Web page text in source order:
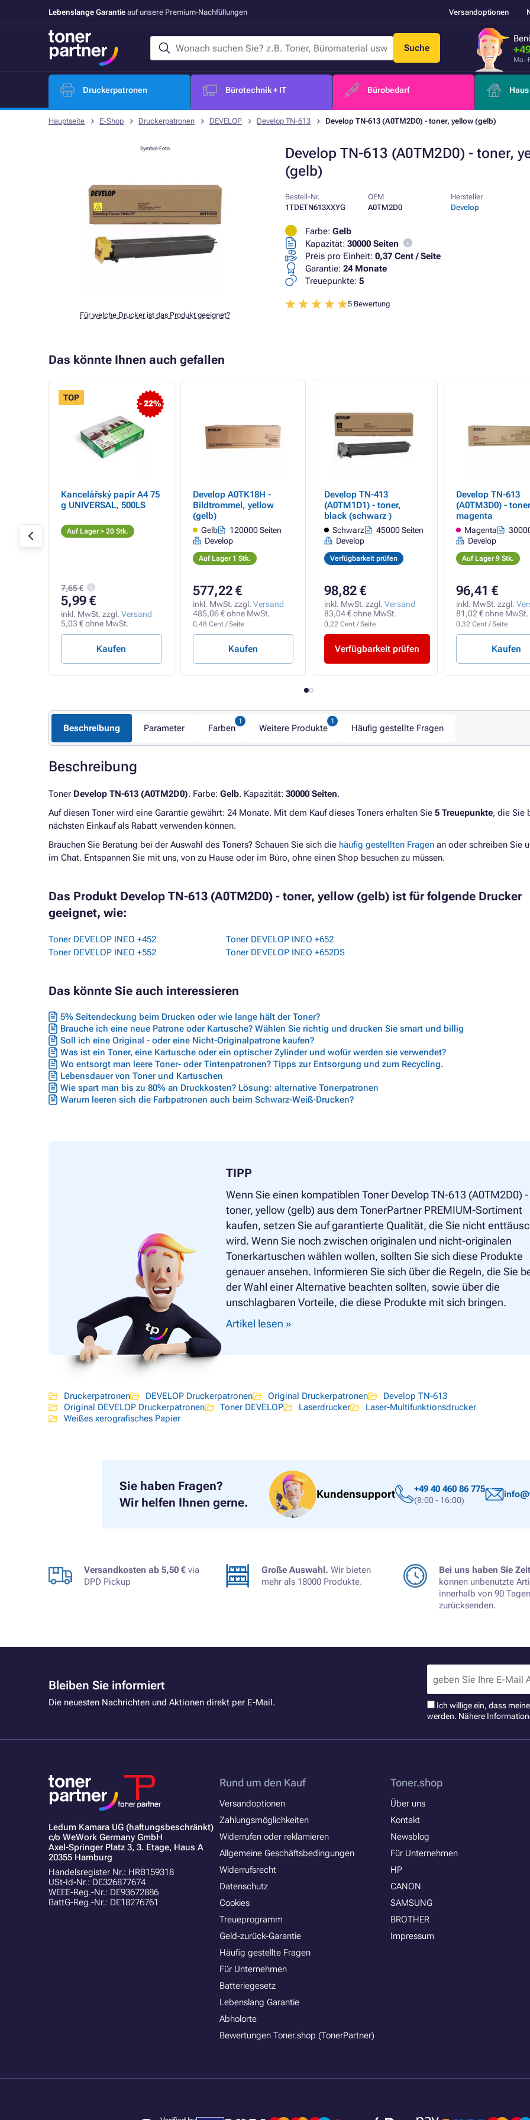
Lebenslange Garantie auf unsere Premium-Nachfüllungen Versandoptionen
Suche
Mo.-
Druckerpatronen Bürotechnik + IT Bürobedarf
Hauptseite E-Shop Druckerpatronen DEVELOP Develop TN-613 Develop TN-613 (A0TM2D0) - toner, yellow (gelb)
Develop TN-613 (A0TM2D0) - toner,
(gelb)
Symbol-Foto
Für welche Drucker ist das Produkt geeignet?
Bestell-Nr.
1TDETN613XXYG
OEM
A0TM2D0
Hersteller
Develop
Farbe: Gelb
Kapazität: 30000 Seiten
Preis pro Einheit: 0,37 Cent / Seite
Garantie: 24 Monate
Treuepunkte: 5
5 Bewertung
Das könnte Ihnen auch gefallen
- 22%
TOP
Kancelářský papír A4 75
g UNIVERSAL, 500LS
Auf Lager > 20 Stk.
7,65 €
5,99 €
inkl. MwSt. zzgl. Versand
5,03 € ohne MwSt.
Kaufen
Develop A0TK18H -
Bildtrommel, yellow
(gelb)
Gelb
120000 Seiten
Develop
Auf Lager 1 Stk.
577,22 €
inkl. MwSt. zzgl. Versand
485,06 € ohne MwSt.
0,48 Cent / Seite
Kaufen
Develop TN-413
(A0TM1D1) - toner,
black (schwarz )
Schwarz
45000 Seiten
Develop
Verfügbarkeit prüfen
98,82 €
inkl. MwSt. zzgl. Versand
83,04 € ohne MwSt.
0,22 Cent / Seite
Verfügbarkeit prüfen
Develop TN-613
(A0TM3D0) -
magenta
Magenta
Develop
Auf Lager 9 Stk.
96,41 €
inkl. MwSt. zzgl.
81,02 € ohne MwSt.
0,32 Cent / Seite
Kaufen
Beschreibung Parameter Farben Weitere Produkte Häufig gestellte Fragen
Beschreibung
Toner Develop TN-613 (A0TM2D0). Farbe: Gelb. Kapazität: 30000 Seiten.
Auf diesen Toner wird eine Garantie gewährt: 24 Monate. Mit dem Kauf dieses Toners erhalten Sie 5 Treuepunkte, die Sie
nächsten Einkauf als Rabatt verwenden können.
Brauchen Sie Beratung bei der Auswahl des Toners? Schauen Sie sich die häufig gestellten Fragen an oder schreiben Sie
im Chat. Entspannen Sie mit uns, von zu Hause oder im Büro, ohne einen Shop besuchen zu müssen.
Das Produkt Develop TN-613 (A0TM2D0) - toner, yellow (gelb) ist für folgende Drucker
geeignet, wie:
Toner DEVELOP INEO +452
Toner DEVELOP INEO +552
Toner DEVELOP INEO +652
Toner DEVELOP INEO +652DS
Das könnte Sie auch interessieren
5% Seitendeckung beim Drucken oder wie lange hält der Toner?
Brauche ich eine neue Patrone oder Kartusche? Wählen Sie richtig und drucken Sie smart und billig
Soll ich eine Original - oder eine Nicht-Originalpatrone kaufen?
Was ist ein Toner, eine Kartusche oder ein optischer Zylinder und wofür werden sie verwendet?
Wo entsorgt man leere Toner- oder Tintenpatronen? Tipps zur Entsorgung und zum Recycling.
Lebensdauer von Toner und Kartuschen
Wie spart man bis zu 80% an Druckkosten? Lösung: alternative Tonerpatronen
Warum leeren sich die Farbpatronen auch beim Schwarz-Weiß-Drucken?
TIPP
Wenn Sie einen kompatiblen Toner Develop TN-613 (A0TM2D0) -
toner, yellow (gelb) aus dem TonerPartner PREMIUM-Sortiment
kaufen, setzen Sie auf garantierte Qualität, die Sie nicht
wird. Wenn Sie noch zwischen originalen und nicht-originalen
Tonerkartuschen wählen wollen, sollten Sie sich diese Produkte
genauer ansehen. Informieren Sie sich über die Regeln, die Sie
der Wahl einer Alternative beachten sollten, sowie über die
unschlagbaren Vorteile, die diese Produkte mit sich bringen.
Artikel lesen »
Druckerpatronen DEVELOP Druckerpatronen Original Druckerpatronen
Develop TN-613
Original DEVELOP Druckerpatronen
Toner DEVELOP Laserdrucker
Laser-Multifunktionsdrucker
Weißes xerografisches Papier
Sie haben Fragen?
Wir helfen Ihnen gerne.
Kundensupport +49 40 460 86 775
(8:00 - 16:00)
Versandkosten ab 5,50 € via
DPD Pickup
Große Auswahl. Wir bieten
mehr als 18000 Produkte.
Bei uns haben Sie
können unbenutzte
innerhalb von 90 Tagen
zurücksenden.
Bleiben Sie informiert
Die neuesten Nachrichten und Aktionen direkt per E-Mail.
Ich willige ein, dass
werden. Nähere
Ledum Kamara UG (haftungsbeschränkt)
c/o WeWork Germany GmbH
Axel-Springer Platz 3, 3. Etage, Haus A
20355 Hamburg
Handelsregister Nr.: HRB159318
USt-Id-Nr.: DE326877674
WEEE-Reg.-Nr.: DE93672886
BattG-Reg.-Nr.: DE18276761
Rund um den Kauf
Versandoptionen
Zahlungsmöglichkeiten
Widerrufen oder reklamieren
Allgemeine Geschäftsbedingungen
Widerrufsrecht
Datenschutz
Cookies
Treueprogramm
Geld-zurück-Garantie
Häufig gestellte Fragen
Für Unternehmen
Batteriegesetz
Lebenslang Garantie
Abholorte
Bewertungen Toner.shop (TonerPartner)
Toner.shop
Über uns
Kontakt
Newsblog
Für Unternehmen
HP
CANON
SAMSUNG
BROTHER
Impressum